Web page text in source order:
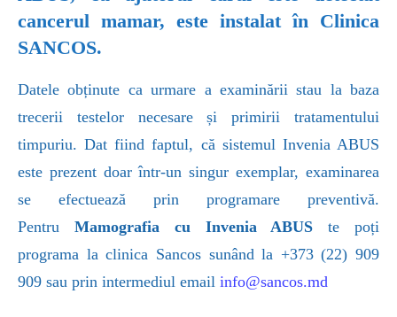
cancerul mamar, este instalat în Clinica
SANCOS.
Datele obținute ca urmare a examinării stau la baza
trecerii testelor necesare și primirii tratamentului
timpuriu. Dat fiind faptul, că sistemul Invenia ABUS
este prezent doar într-un singur exemplar, examinarea
se efectuează prin programare preventivă.
Pentru Mamografia cu Invenia ABUS te poți
programa la clinica Sancos sunând la +373 (22) 909
909 sau prin intermediul email info@sancos.md